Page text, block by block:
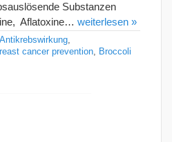
Substanzen
Aflatoxine… weiterlesen »
Antikrebswirkung
cancer prevention Broccoli